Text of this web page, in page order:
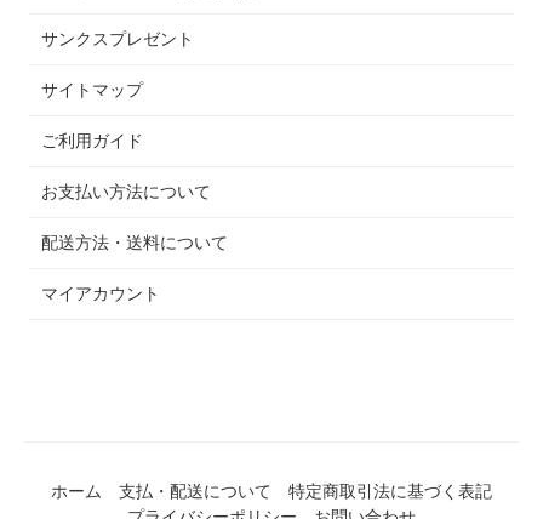
サンクスプレゼント
サイトマップ
ご利用ガイド
お支払い方法について
配送方法・送料について
マイアカウント
ホーム 支払・配送について
特定商取引法に基づく表記